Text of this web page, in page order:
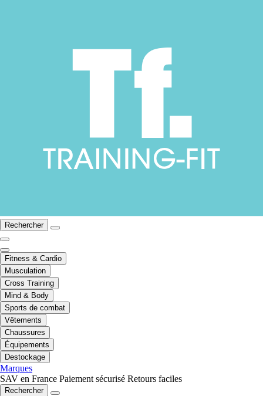
Rechercher
Fitness & Cardio
Musculation
Cross Training
Mind & Body
Sports de combat
Vêtements
Chaussures
Équipements
Destockage
Marques
SAV en France Paiement sécurisé Retours faciles
Rechercher